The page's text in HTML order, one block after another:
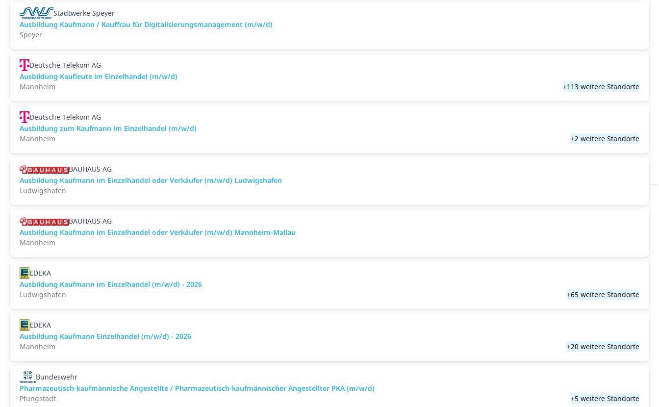
Stadtwerke Speyer
Ausbildung Kaufmann / Kauffrau für Digitalisierungsmanagement (m/w/d)
Speyer
Deutsche Telekom AG
Ausbildung Kaufleute im Einzelhandel (m/w/d)
Mannheim
+113 weitere Standorte
Deutsche Telekom AG
Ausbildung zum Kaufmann im Einzelhandel (m/w/d)
Mannheim
+2 weitere Standorte
BAUHAUS AG
Ausbildung Kaufmann im Einzelhandel oder Verkäufer (m/w/d) Ludwigshafen
Ludwigshafen
BAUHAUS AG
Ausbildung Kaufmann im Einzelhandel oder Verkäufer (m/w/d) Mannheim-Mallau
Mannheim
EDEKA
Ausbildung Kaufmann im Einzelhandel (m/w/d) - 2026
Ludwigshafen
+65 weitere Standorte
EDEKA
Ausbildung Kaufmann Einzelhandel (m/w/d) - 2026
Mannheim
+20 weitere Standorte
Bundeswehr
Pharmazeutisch-kaufmännische Angestellte / Pharmazeutisch-kaufmännischer Angestellter PKA (m/w/d)
Pfungstadt
+5 weitere Standorte